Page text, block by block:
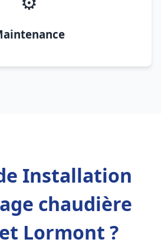
Installation
chaudière
Lormont ?